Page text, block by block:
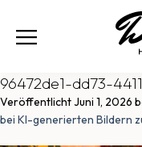
96472de1-dd73-
VeröffentlichtJuni 1, 2026
bei KI-generierten Bildern